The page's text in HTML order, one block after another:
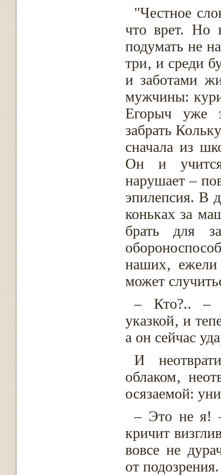
"Честное
что врет. Но
подумать не
три‚ и среди
и заботами
мужчины:
Егорыч уже
забрать
сначала из
Он и
нарушает –
эпилепсия. В
коньках за
брать для
наших‚
может
– Кто?.. –
указкой‚ и
а он сейчас
И
облаком‚
осязаемой:
– Это не я!
кричит
вовсе не
от